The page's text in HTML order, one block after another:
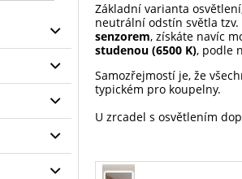
Základní varianta
neutrální odstín světla
senzorem, získáte navíc
studenou (6500 K), podle
Samozřejmostí je, že
typickém pro koupelny.
U zrcadel s osvětlením